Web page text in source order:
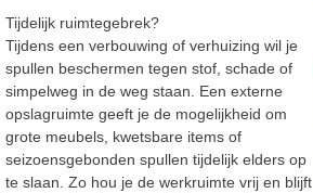
Tijdelijk ruimtegebrek?
Tijdens een verbouwing of verhuizing wil je
spullen beschermen tegen stof, schade of
simpelweg in de weg staan. Een externe
opslagruimte geeft je de mogelijkheid om
grote meubels, kwetsbare items of
seizoensgebonden spullen tijdelijk elders op
te slaan. Zo hou je de werkruimte vrij en blijft